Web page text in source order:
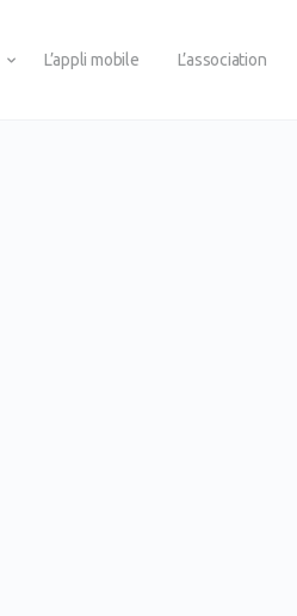
L’appli mobile L’association